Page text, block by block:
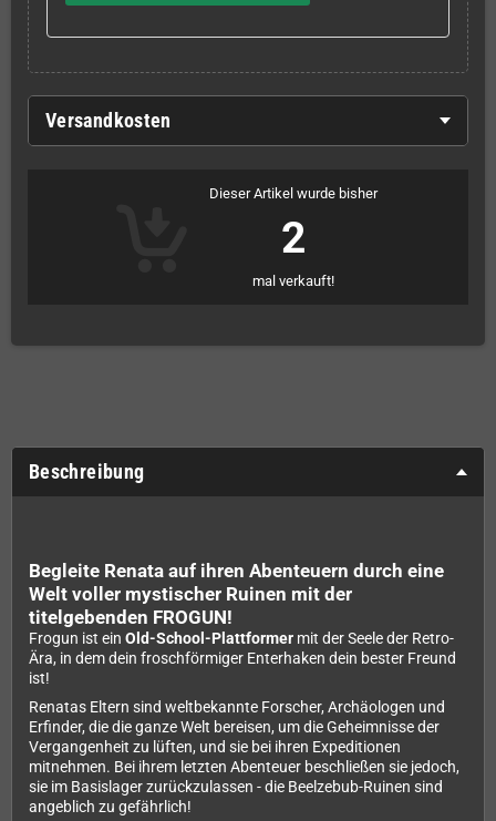
Versandkosten
Dieser Artikel wurde bisher
2
mal verkauft!
Beschreibung
Begleite Renata auf ihren Abenteuern durch eine
Welt voller mystischer Ruinen mit der
titelgebenden FROGUN!
Frogun ist ein Old-School-Plattformer mit der Seele der Retro-
Ära, in dem dein froschförmiger Enterhaken dein bester Freund
ist!
Renatas Eltern sind weltbekannte Forscher, Archäologen und
Erfinder, die die ganze Welt bereisen, um die Geheimnisse der
Vergangenheit zu lüften, und sie bei ihren Expeditionen
mitnehmen. Bei ihrem letzten Abenteuer beschließen sie jedoch,
sie im Basislager zurückzulassen - die Beelzebub-Ruinen sind
angeblich zu gefährlich!